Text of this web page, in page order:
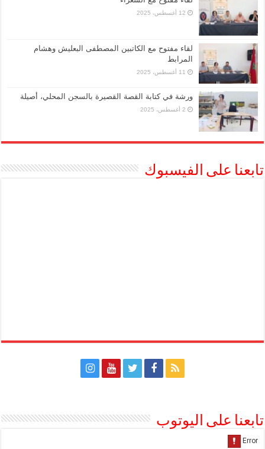
12 أغسطس، 2025
لقاء مفتوح مع الكاتبين المصطفى البعليش وهشام
المرابط
11 أغسطس، 2025
ورشة في كتابة القصة القصيرة بالسجن المحلي، أصيلة
2 أغسطس، 2025
تابعنا على الفيسبوك
تابعنا على اليوتوب